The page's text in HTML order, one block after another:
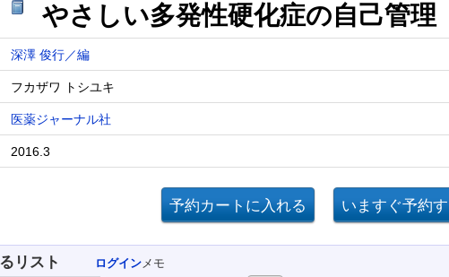
やさしい多発性硬化症の自己管理
深澤 俊行／編
フカザワ トシユキ
医薬ジャーナル社
2016.3
リスト ログインメモ